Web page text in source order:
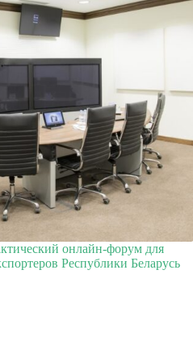
онлайн-форум для
Республики Беларусь